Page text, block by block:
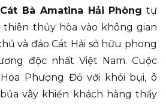
Bà Amatina Hải Phòng tự
thiên thủy hòa vào không gian
và đảo Cát Hải sở hữu phong
độc nhất Việt Nam. Cuộc
Phượng Đỏ với khói bụi, ô
vây khiến khách hàng thấy